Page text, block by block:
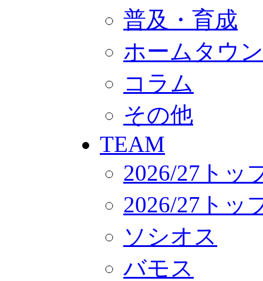
ユース
練習拠点（ナラディーア）
CLUB
2026/27 パートナー企業
クラブ理念
クラブ情報
サステナビリティ
Web制作支援
普及・育成
ホームタウン
コラム
その他
TEAM
2026/27トッ
2026/27トッ
ソシオス
バモス